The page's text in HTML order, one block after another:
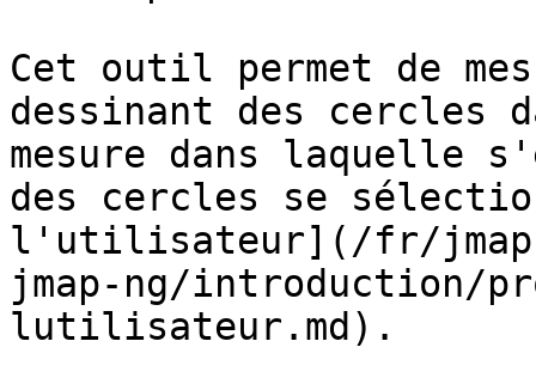
Cet outil permet de
dessinant des cercles
mesure dans laquelle
des cercles se
l'utilisateur](/fr/
jmap-ng/introduction/
lutilisateur.md).